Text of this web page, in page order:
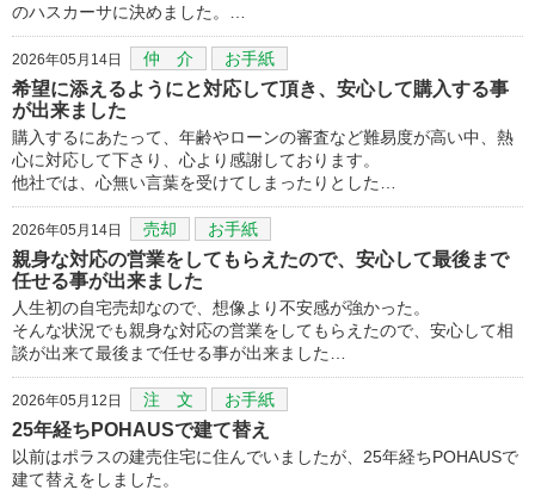
のハスカーサに決めました。…
2026年05月14日 仲 介 お手紙
希望に添えるようにと対応して頂き、安心して購入する事
が出来ました
購入するにあたって、年齢やローンの審査など難易度が高い中、熱
心に対応して下さり、心より感謝しております。
他社では、心無い言葉を受けてしまったりとした…
2026年05月14日 売却 お手紙
親身な対応の営業をしてもらえたので、安心して最後まで
任せる事が出来ました
人生初の自宅売却なので、想像より不安感が強かった。
そんな状況でも親身な対応の営業をしてもらえたので、安心して相
談が出来て最後まで任せる事が出来ました…
2026年05月12日 注 文 お手紙
25年経ちPOHAUSで建て替え
以前はポラスの建売住宅に住んでいましたが、25年経ちPOHAUSで
建て替えをしました。